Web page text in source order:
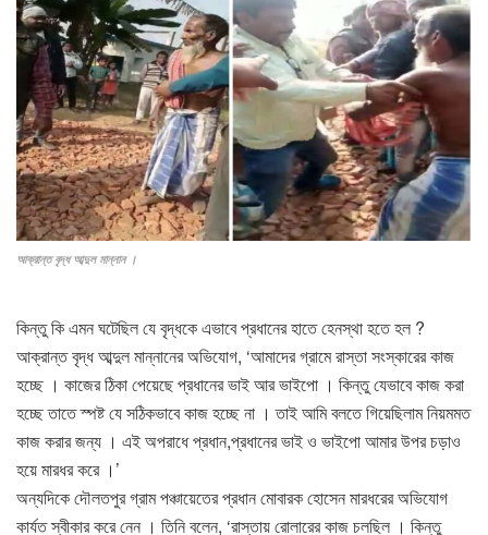
আক্রান্ত বৃদ্ধ আব্দুল মান্নান ।
কিন্তু কি এমন ঘটেছিল যে বৃদ্ধকে এভাবে প্রধানের হাতে হেনস্থা হতে হল ?
আক্রান্ত বৃদ্ধ আব্দুল মান্নানের অভিযোগ, ‘আমাদের গ্রামে রাস্তা সংস্কারের কাজ
হচ্ছে । কাজের ঠিকা পেয়েছে প্রধানের ভাই আর ভাইপো । কিন্তু যেভাবে কাজ করা
হচ্ছে তাতে স্পষ্ট যে সঠিকভাবে কাজ হচ্ছে না । তাই আমি বলতে গিয়েছিলাম নিয়মমত
কাজ করার জন্য । এই অপরাধে প্রধান,প্রধানের ভাই ও ভাইপো আমার উপর চড়াও
হয়ে মারধর করে ।’
অন্যদিকে দৌলতপুর গ্রাম পঞ্চায়েতের প্রধান মোবারক হোসেন মারধরের অভিযোগ
কার্যত স্বীকার করে নেন । তিনি বলেন, ‘রাস্তায় রোলারের কাজ চলছিল । কিন্তু